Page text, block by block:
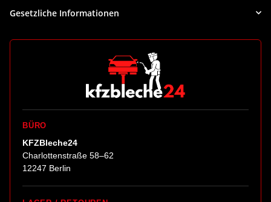
Gesetzliche Informationen
BÜRO
KFZBleche24
Charlottenstraße 58–62
12247 Berlin